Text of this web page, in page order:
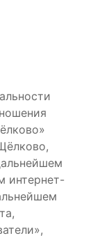
интернет-